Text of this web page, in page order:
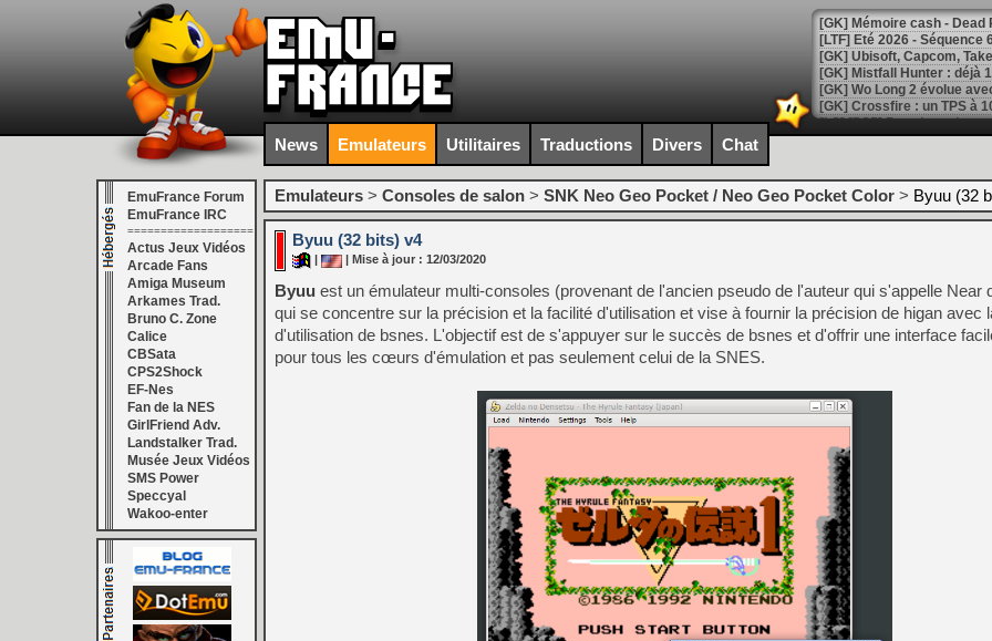
[LTF] Eté 2026 - Séquence
[GK] Mistfall Hunter : déjà
[GK] Wo Long 2 évolue
[GK] Crossfire : un TPS à
[LS] [PS5] Premiers
[Mo5] DOOM arrive en
[GK] Bethesda fête les 30
[GK] Roblox : l'action en
[GK] Agenda - GeForce
[LS] [PS5] ps5-y2jb-
[GK] Pourquoi Marvel
[GK] Test : Restory : Chill
[GK] GTA 6 : Rockstar
[GK] Hot Wheels Infinite
[GK] Mémoire cash -
[GK] Résultats Nintendo :
[GK] Déjà des
[Mo5] Brickboy cherche à
[GK] Minecraft et ses «
[GK] Beast of
[GK] Ubisoft : fin de partie
News Emulateurs Utilitaires Traductions Divers Chat
EmuFrance Forum
EmuFrance IRC
===================
Actus Jeux Vidéos
Arcade Fans
Amiga Museum
Arkames Trad.
Bruno C. Zone
Calice
CBSata
CPS2Shock
EF-Nes
Fan de la NES
GirlFriend Adv.
Landstalker Trad.
Musée Jeux Vidéos
SMS Power
Speccyal
Wakoo-enter
Emulateurs > Consoles de salon > SNK Neo Geo Pocket / Neo Geo Pocket Color > Byuu (32
Byuu (32 bits) v4
| Mise à jour : 12/03/2020
Byuu est un émulateur multi-consoles (provenant de l'ancien pseudo de l'auteur qui s'appelle Near
qui se concentre sur la précision et la facilité d'utilisation et vise à fournir la précision de higan avec
d'utilisation de bsnes. L'objectif est de s'appuyer sur le succès de bsnes et d'offrir une interface
pour tous les cœurs d'émulation et pas seulement celui de la SNES.